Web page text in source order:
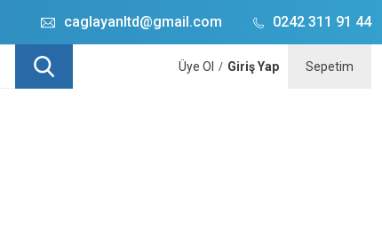
caglayanltd@gmail.com 0242 311 91 44
Üye Ol / Giriş Yap Sepetim